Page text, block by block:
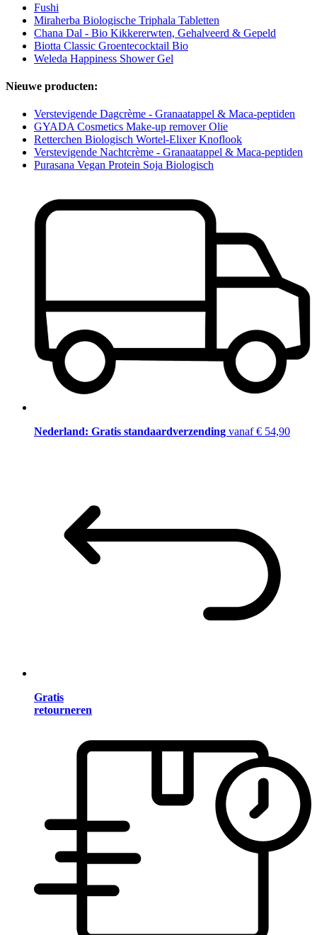
Fushi
Miraherba Biologische Triphala Tabletten
Chana Dal - Bio Kikkererwten, Gehalveerd & Gepeld
Biotta Classic Groentecocktail Bio
Weleda Happiness Shower Gel
Nieuwe producten:
Verstevigende Dagcrème - Granaatappel & Maca-peptiden
GYADA Cosmetics Make-up remover Olie
Retterchen Biologisch Wortel-Elixer Knoflook
Verstevigende Nachtcrème - Granaatappel & Maca-peptiden
Purasana Vegan Protein Soja Biologisch
Nederland: Gratis standaardverzending vanaf € 54,90
Gratis
retourneren